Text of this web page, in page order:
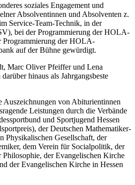
soziales Engagement und
Absolventinnen und Absolventen z.
Service-Team-Technik, in der
bei der Programmierung der HOLA-
Programmierung der HOLA-
auf der Bühne gewürdigt.
Marc Oliver Pfeiffer und Lena
hinaus als Jahrgangsbeste
Auszeichnungen von Abiturientinnen
Leistungen durch die Verbände
und Sportjugend Hessen
der Deutschen Mathematiker-
Physikalischen Gesellschaft, der
dem Verein für Socialpolitik, der
Philosophie, der Evangelischen Kirche
der Evangelischen Kirche in Hessen